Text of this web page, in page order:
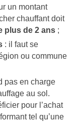
un montant
chauffant doit
plus de 2 ans;
: il faut se
ou commune
pas en charge
au sol.
pour l’achat
tel qu’une